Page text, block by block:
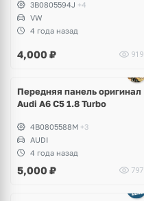
3B0805594J +4
VW
4 года назад
4,000 ₽ 919
Передняя панель оригинал
Audi A6 C5 1.8 Turbo
4B0805588M +3
AUDI
4 года назад
5,000 ₽ 797